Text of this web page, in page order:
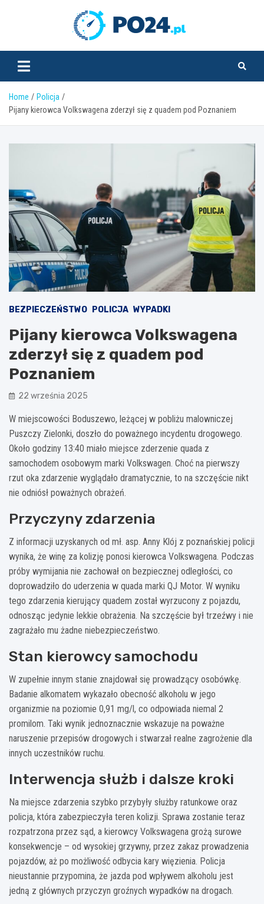
Home
Policja
Pijany kierowca Volkswagena zderzył się z quadem pod Poznaniem
BEZPIECZEŃSTWO POLICJA WYPADKI
Pijany kierowca Volkswagena
zderzył się z quadem pod
Poznaniem
22 września 2025
W miejscowości Boduszewo, leżącej w pobliżu malowniczej
Puszczy Zielonki, doszło do poważnego incydentu drogowego.
Około godziny 13:40 miało miejsce zderzenie quada z
samochodem osobowym marki Volkswagen. Choć na pierwszy
rzut oka zdarzenie wyglądało dramatycznie, to na szczęście nikt
nie odniósł poważnych obrażeń.
Przyczyny zdarzenia
Z informacji uzyskanych od mł. asp. Anny Klój z poznańskiej policji
wynika, że winę za kolizję ponosi kierowca Volkswagena. Podczas
próby wymijania nie zachował on bezpiecznej odległości, co
doprowadziło do uderzenia w quada marki QJ Motor. W wyniku
tego zdarzenia kierujący quadem został wyrzucony z pojazdu,
odnosząc jedynie lekkie obrażenia. Na szczęście był trzeźwy i nie
zagrażało mu żadne niebezpieczeństwo.
Stan kierowcy samochodu
W zupełnie innym stanie znajdował się prowadzący osobówkę.
Badanie alkomatem wykazało obecność alkoholu w jego
organizmie na poziomie 0,91 mg/l, co odpowiada niemal 2
promilom. Taki wynik jednoznacznie wskazuje na poważne
naruszenie przepisów drogowych i stwarzał realne zagrożenie dla
innych uczestników ruchu.
Interwencja służb i dalsze kroki
Na miejsce zdarzenia szybko przybyły służby ratunkowe oraz
policja, która zabezpieczyła teren kolizji. Sprawa zostanie teraz
rozpatrzona przez sąd, a kierowcy Volkswagena grożą surowe
konsekwencje – od wysokiej grzywny, przez zakaz prowadzenia
pojazdów, aż po możliwość odbycia kary więzienia. Policja
nieustannie przypomina, że jazda pod wpływem alkoholu jest
jedną z głównych przyczyn groźnych wypadków na drogach.